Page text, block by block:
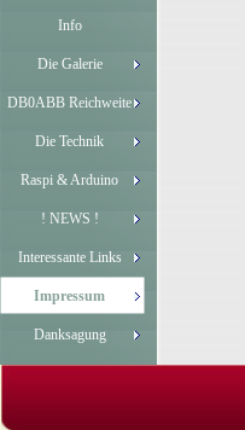
Info
Die Galerie
DB0ABB Reichweite
Die Technik
Raspi & Arduino
! NEWS !
Interessante Links
Impressum
Danksagung